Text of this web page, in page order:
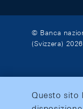
© Banca
(Svizzera) 2026
Questo sito